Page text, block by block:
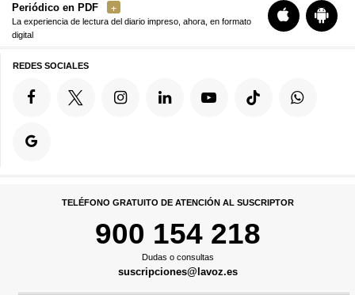
Periódico en PDF
La experiencia de lectura del diario impreso, ahora, en formato
digital
REDES SOCIALES
TELÉFONO GRATUITO DE ATENCIÓN AL SUSCRIPTOR
900 154 218
Dudas o consultas
suscripciones@lavoz.es